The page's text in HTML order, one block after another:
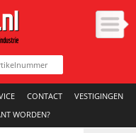
CONTACT
VESTIGINGEN
WORDEN?